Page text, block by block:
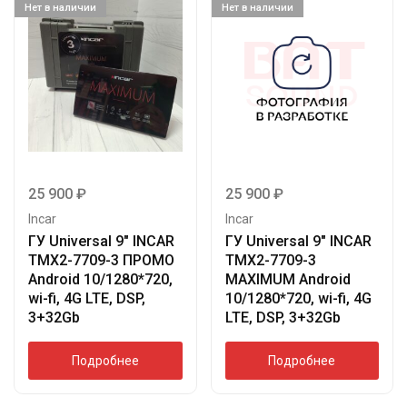
Нет в наличии
25 900 ₽
Incar
ГУ Universal 9″ INCAR
TMX2-7709-3 ПРОМО
Android 10/1280*720,
wi-fi, 4G LTE, DSP,
3+32Gb
Подробнее
Нет в наличии
25 900 ₽
Incar
ГУ Universal 9″ INCAR
TMX2-7709-3
MAXIMUM Android
10/1280*720, wi-fi, 4G
LTE, DSP, 3+32Gb
Подробнее